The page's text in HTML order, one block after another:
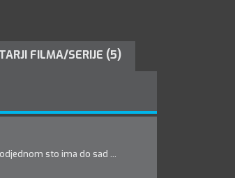
FILMA/SERIJE (5)
sto ima do sad ...